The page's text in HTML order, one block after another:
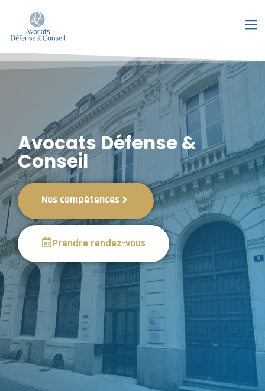
Avocats Défense &
Conseil
Nos compétences
Prendre rendez-vous